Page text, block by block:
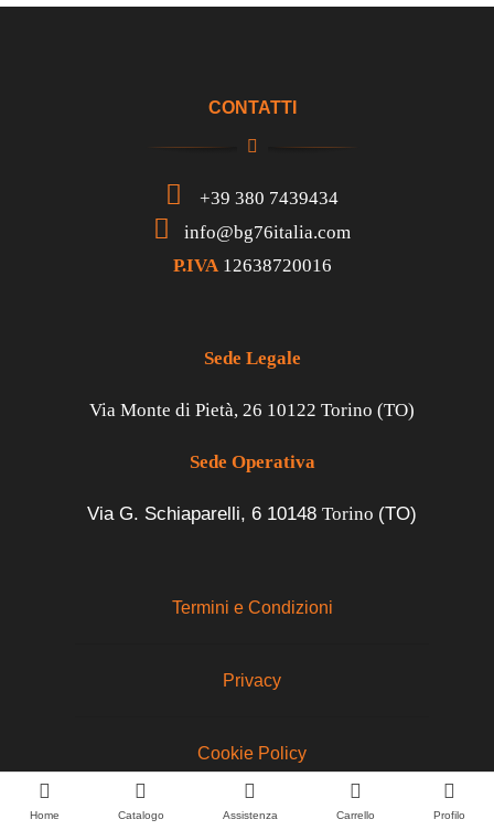
CONTATTI
+39 380 7439434
info@bg76italia.com
P.IVA 12638720016
Sede Legale
Via Monte di Pietà, 26 10122 Torino (TO)
Sede Operativa
Via G. Schiaparelli, 6 10148 Torino (TO)
Termini e Condizioni
Privacy
Cookie Policy
Home Catalogo Assistenza Carrello Profilo